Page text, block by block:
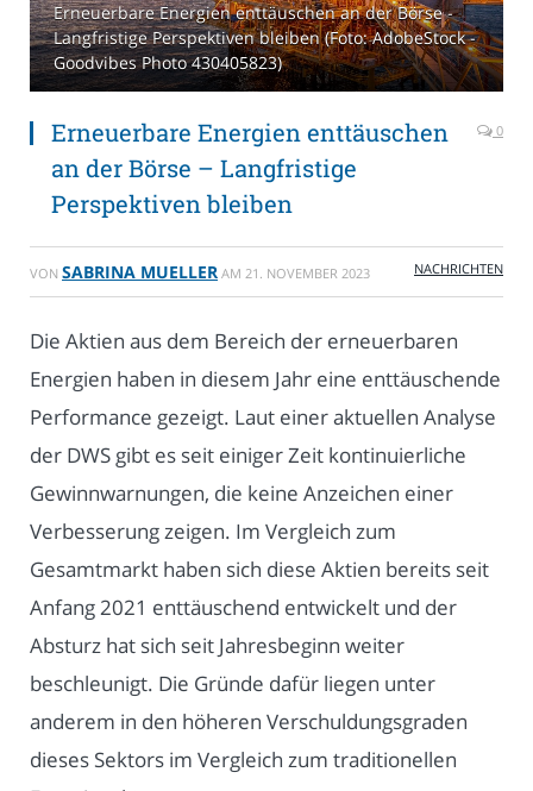
Erneuerbare Energien enttäuschen an der Börse -
Langfristige Perspektiven bleiben (Foto: AdobeStock -
Goodvibes Photo 430405823)
Erneuerbare Energien enttäuschen
an der Börse – Langfristige
Perspektiven bleiben
0
VON SABRINA MUELLER AM 21. NOVEMBER 2023 NACHRICHTEN
Die Aktien aus dem Bereich der erneuerbaren
Energien haben in diesem Jahr eine enttäuschende
Performance gezeigt. Laut einer aktuellen Analyse
der DWS gibt es seit einiger Zeit kontinuierliche
Gewinnwarnungen, die keine Anzeichen einer
Verbesserung zeigen. Im Vergleich zum
Gesamtmarkt haben sich diese Aktien bereits seit
Anfang 2021 enttäuschend entwickelt und der
Absturz hat sich seit Jahresbeginn weiter
beschleunigt. Die Gründe dafür liegen unter
anderem in den höheren Verschuldungsgraden
dieses Sektors im Vergleich zum traditionellen